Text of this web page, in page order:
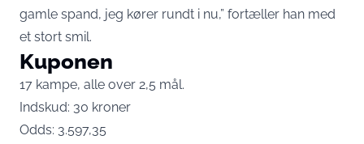
gamle spand, jeg kører rundt i nu,” fortæller han med
et stort smil.
Kuponen
17 kampe, alle over 2,5 mål.
Indskud: 30 kroner
Odds: 3.597,35